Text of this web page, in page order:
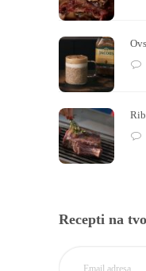
Recepti na